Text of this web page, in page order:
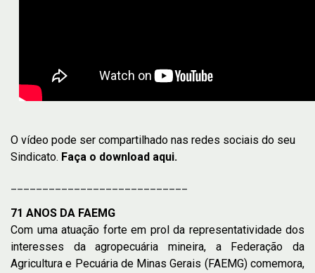
O vídeo pode ser compartilhado nas redes sociais do seu
Sindicato. Faça o download aqui.
71 ANOS DA FAEMG
Com uma atuação forte em prol da representatividade dos
interesses da agropecuária mineira, a Federação da
Agricultura e Pecuária de Minas Gerais (FAEMG) comemora,